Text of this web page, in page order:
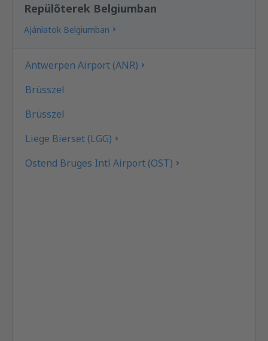
Repülőterek Belgiumban
Ajánlatok Belgiumban
Antwerpen Airport (ANR)
Brüsszel
Brüsszel
Liege Bierset (LGG)
Ostend Bruges Intl Airport (OST)